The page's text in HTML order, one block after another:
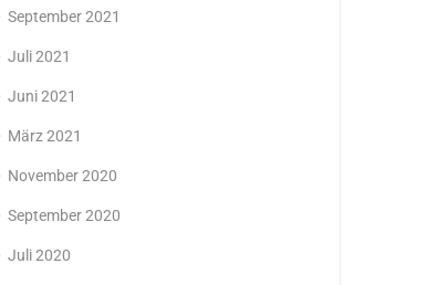
September 2021
Juli 2021
Juni 2021
März 2021
November 2020
September 2020
Juli 2020